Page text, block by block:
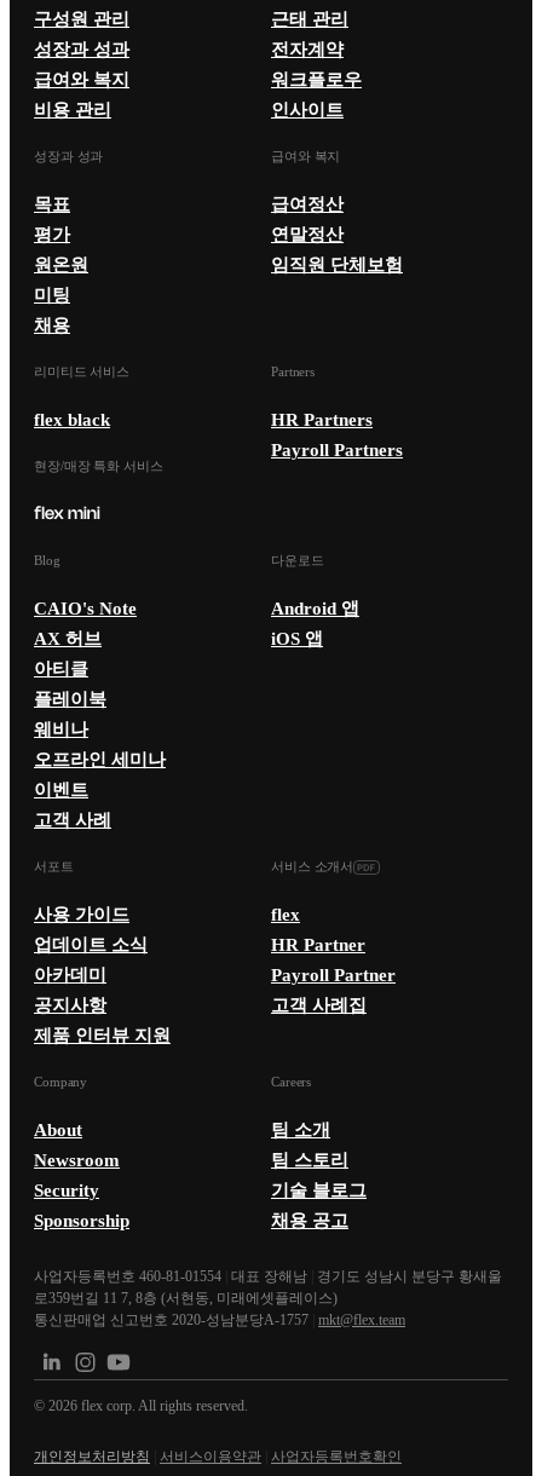
구성원 관리
성장과 성과
급여와 복지
비용 관리
근태 관리
전자계약
워크플로우
인사이트
성장과 성과
목표
평가
원온원
미팅
채용
급여와 복지
급여정산
연말정산
임직원 단체보험
리미티드 서비스
flex black
현장/매장 특화 서비스
Partners
HR Partners
Payroll Partners
Blog
CAIO's Note
AX 허브
아티클
플레이북
웨비나
오프라인 세미나
이벤트
고객 사례
다운로드
Android 앱
iOS 앱
서포트
사용 가이드
업데이트 소식
아카데미
공지사항
제품 인터뷰 지원
서비스 소개서
flex
HR Partner
Payroll Partner
고객 사례집
Company
About
Newsroom
Security
Sponsorship
Careers
팀 소개
팀 스토리
기술 블로그
채용 공고
사업자등록번호 460-81-01554 대표 장해남
경기도 성남시 분당구 황새울
로359번길 11 7, 8층 (서현동, 미래에셋플레이스)
통신판매업 신고번호 2020-성남분당A-1757 mkt@flex.team
© 2026 flex corp. All rights reserved.
개인정보처리방침 서비스이용약관 사업자등록번호확인